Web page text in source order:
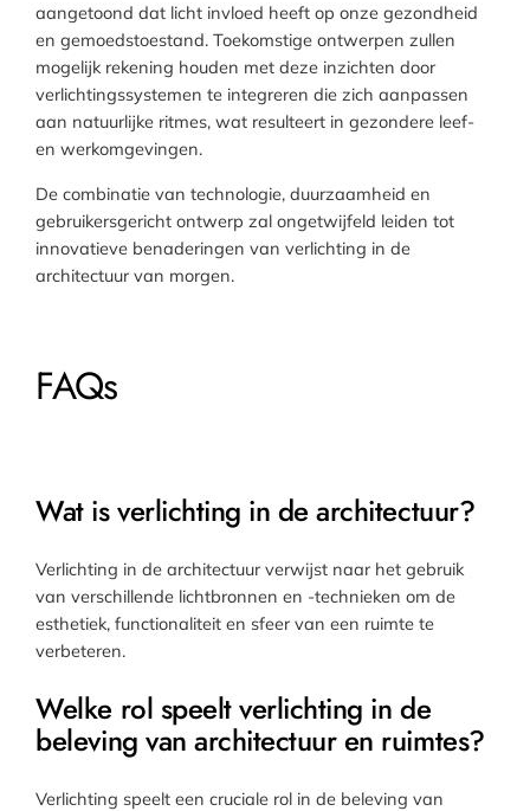
aangetoond dat licht invloed heeft op onze gezondheid
en gemoedstoestand. Toekomstige ontwerpen zullen
mogelijk rekening houden met deze inzichten door
verlichtingssystemen te integreren die zich aanpassen
aan natuurlijke ritmes, wat resulteert in gezondere leef-
en werkomgevingen.
De combinatie van technologie, duurzaamheid en
gebruikersgericht ontwerp zal ongetwijfeld leiden tot
innovatieve benaderingen van verlichting in de
architectuur van morgen.
FAQs
Wat is verlichting in de architectuur?
Verlichting in de architectuur verwijst naar het gebruik
van verschillende lichtbronnen en -technieken om de
esthetiek, functionaliteit en sfeer van een ruimte te
verbeteren.
Welke rol speelt verlichting in de
beleving van architectuur en ruimtes?
Verlichting speelt een cruciale rol in de beleving van